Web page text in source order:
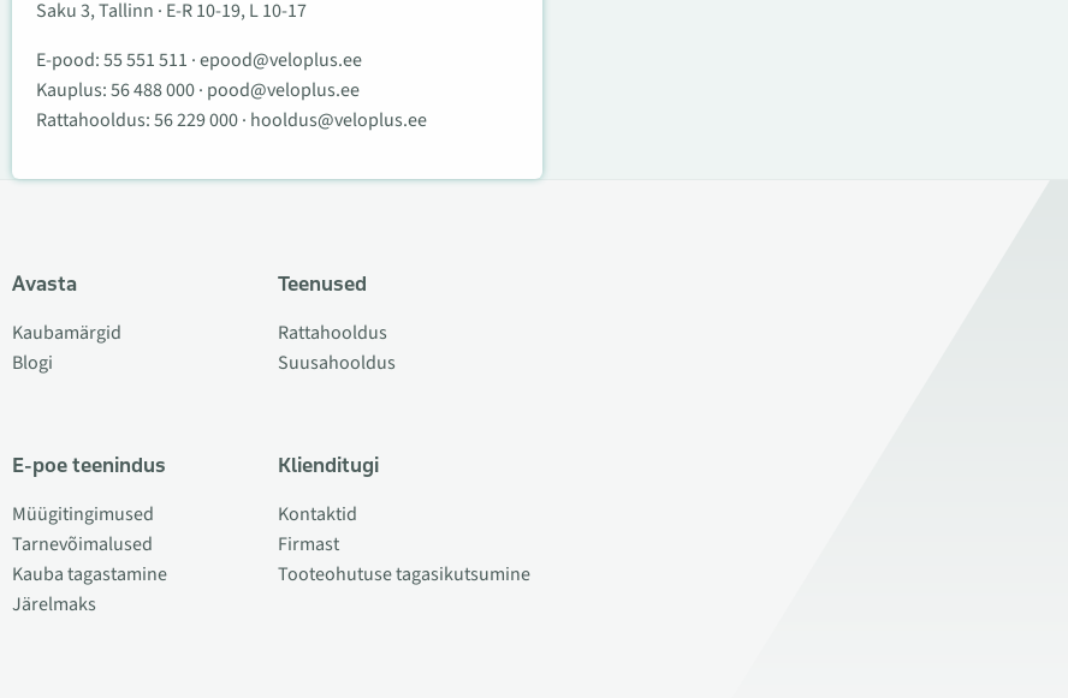
Saku 3, Tallinn · E-R 10-19, L 10-17
E-pood:55 551 511 ·epood@veloplus.ee
Kauplus:56 488 000· pood@veloplus.ee
Rattahooldus:56 229 000· hooldus@veloplus.ee
Avasta
Kaubamärgid
Blogi
E-poe teenindus
Müügitingimused
Tarnevõimalused
Kauba tagastamine
Järelmaks
Teenused
Rattahooldus
Suusahooldus
Klienditugi
Kontaktid
Firmast
Tooteohutuse tagasikutsumine